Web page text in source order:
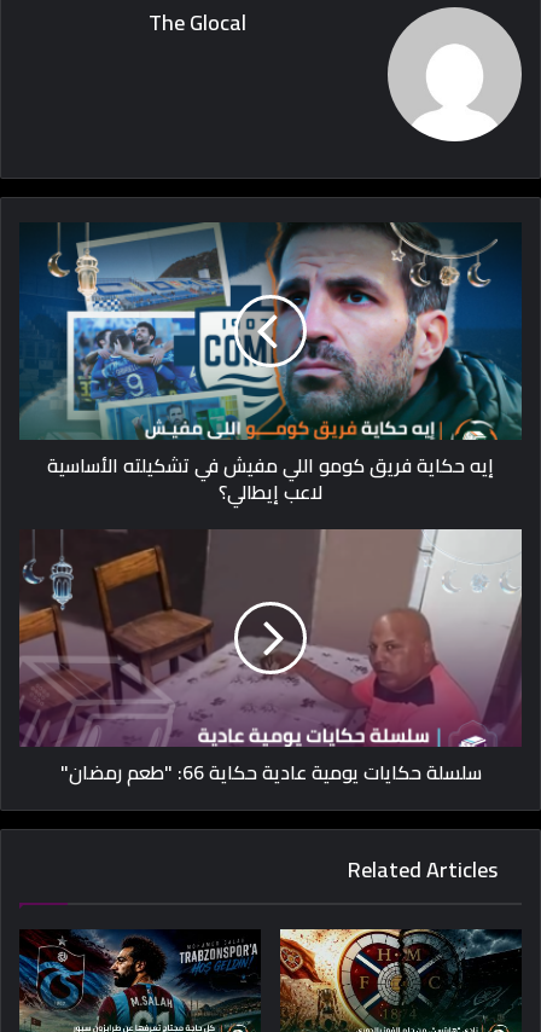
The Glocal
إيه حكاية فريق كومو اللي مفيش في تشكيلته الأساسية
لاعب إيطالي؟
سلسلة حكايات يومية عادية حكاية 66: "طعم رمضان"
Related Articles